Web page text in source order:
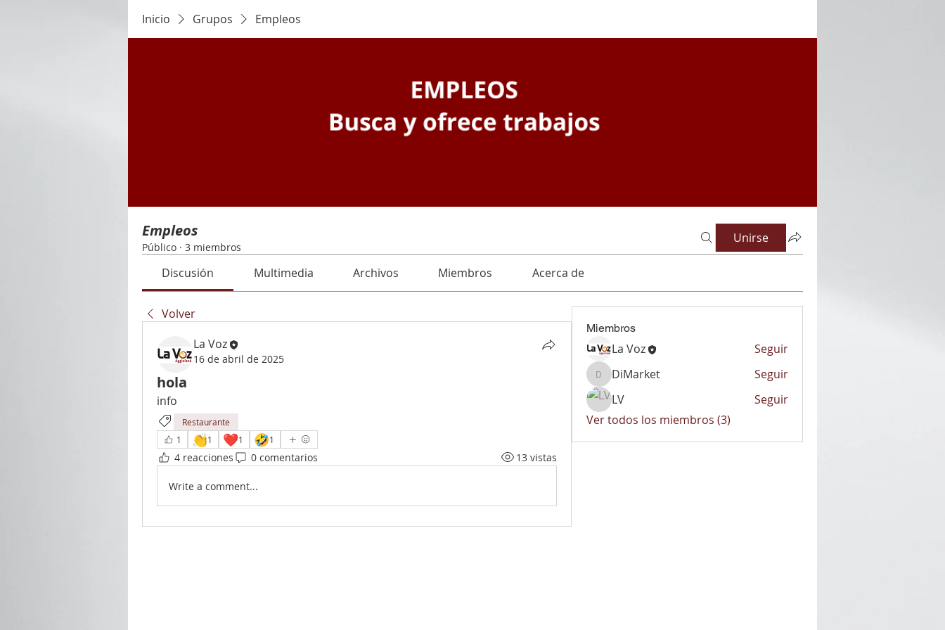
Inicio Grupos Empleos
Empleos
Público · 3 miembros
Unirse
Discusión Multimedia Archivos Miembros Acerca de
Volver
La Voz
16 de abril de 2025
hola
info
Restaurante
1
👏1 ❤️1 🤣1
4 reacciones 0 comentarios 13 vistas
Write a comment...
Miembros
La Voz Seguir
DiMarket
DiMarket
Seguir
LV
Seguir
Ver todos los miembros (3)